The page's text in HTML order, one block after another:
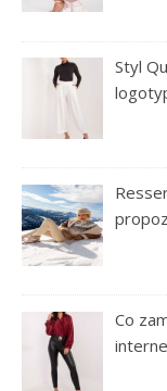
Styl
Co